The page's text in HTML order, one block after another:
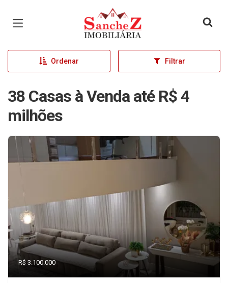
Página inicial
Ordenar Filtrar
38 Casas à Venda até R$ 4
milhões
R$ 3.100.000